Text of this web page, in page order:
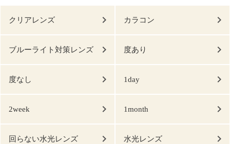
クリアレンズ カラコン
ブルーライト対策レンズ 度あり
度なし 1day
2week 1month
回らない水光レンズ 水光レンズ